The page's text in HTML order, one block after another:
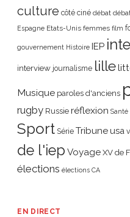
culture côté ciné débat
Espagne Etats-Unis femmes film
gouvernement Histoire IEP
interview journalisme lille
Musique paroles d'anciens
rugby Russie réflexion Santé
Sport Série Tribune usa
de l'iep Voyage XV de
élections élections CA
EN DIRECT